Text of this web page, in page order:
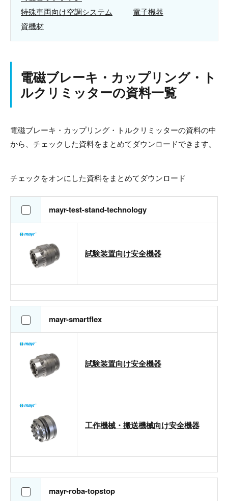
特殊車両向け空調システム
電子機器
資機材
電磁ブレーキ・カップリング・ト
ルクリミッターの資料一覧
電磁ブレーキ・カップリング・トルクリミッターの資料の中
から、チェックした資料をまとめてダウンロードできます。
チェックをオンにした資料をまとめてダウンロード
mayr-test-stand-technology
試験装置向け安全機器
mayr-smartflex
試験装置向け安全機器
工作機械・搬送機械向け安全機器
mayr-roba-topstop